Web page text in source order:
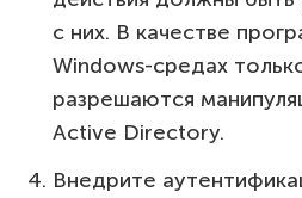
с них. В качестве
Windows-средах
разрешаются
Active Directory.
Внедрите